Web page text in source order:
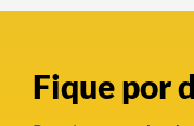
Fique por